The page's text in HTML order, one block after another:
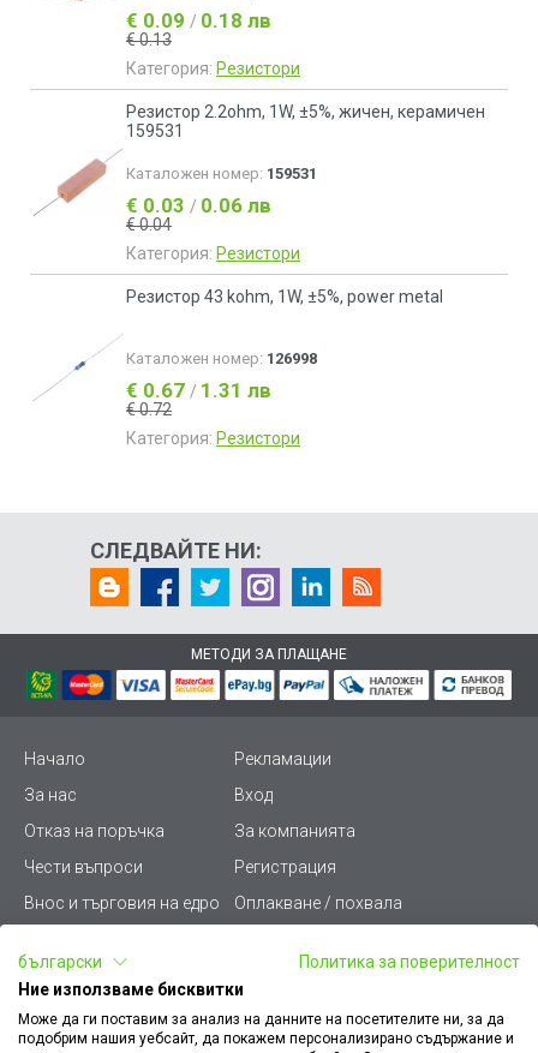
€ 0.09 / 0.18 лв
€ 0.13
Категория: Резистори
Резистор 2.2ohm, 1W, ±5%, жичен, керамичен
159531
Каталожен номер: 159531
€ 0.03 / 0.06 лв
€ 0.04
Категория: Резистори
Резистор 43 kohm, 1W, ±5%, power metal
Каталожен номер: 126998
€ 0.67 / 1.31 лв
€ 0.72
Категория: Резистори
СЛЕДВАЙТЕ НИ:
МЕТОДИ ЗА ПЛАЩАНЕ
Начало
Рекламации
За нас
Вход
Отказ на поръчка
За компанията
Чести въпроси
Регистрация
Внос и търговия на едро
Оплакване / похвала
Условия за ползване
Стани дистрибутор
Карта на сайта
Кариери
български
Политика за поверителност
Ние използваме бисквитки
Може да ги поставим за анализ на данните на посетителите ни, за да
подобрим нашия уебсайт, да покажем персонализирано съдържание и